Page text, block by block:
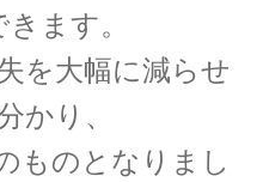
・ベーテ
子核反応を考えた】
ます。
を大幅に減らせ
かり、
ものとなりまし